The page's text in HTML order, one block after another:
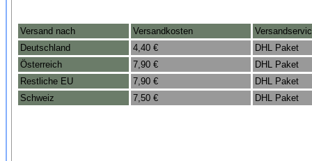
Versand nach Versandkosten
Deutschland
4,40 €
DHL Paket
Österreich
7,90 €
DHL Paket
Restliche EU
7,90 €
DHL Paket
Schweiz
7,50 € DHL Paket